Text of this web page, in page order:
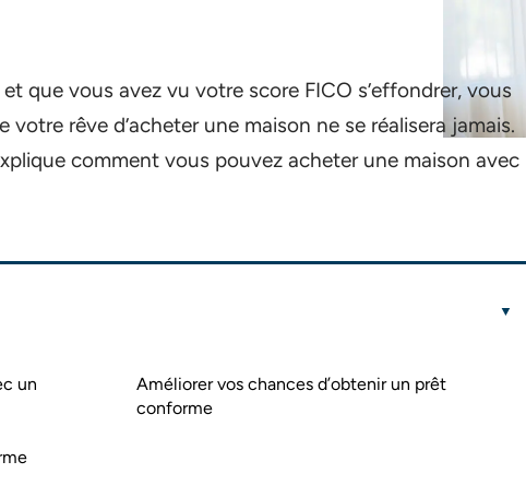
que vous avez vu votre score FICO s’effondrer, vous
rêve d’acheter une maison ne se réalisera jamais.
comment vous pouvez acheter une maison avec
un
Améliorer vos chances d’obtenir un prêt
conforme